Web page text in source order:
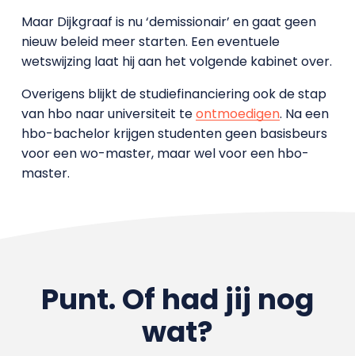
Maar Dijkgraaf is nu ‘demissionair’ en gaat geen
nieuw beleid meer starten. Een eventuele
wetswijzing laat hij aan het volgende kabinet over.
Overigens blijkt de studiefinanciering ook de stap
van hbo naar universiteit teontmoedigen. Na een
hbo-bachelor krijgen studenten geen basisbeurs
voor een wo-master, maar wel voor een hbo-
master.
Punt. Of had jij nog
wat?